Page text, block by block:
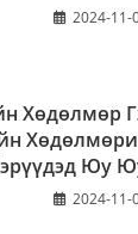
2024-11-
Хөдөлмөр
Юу
2024-11-